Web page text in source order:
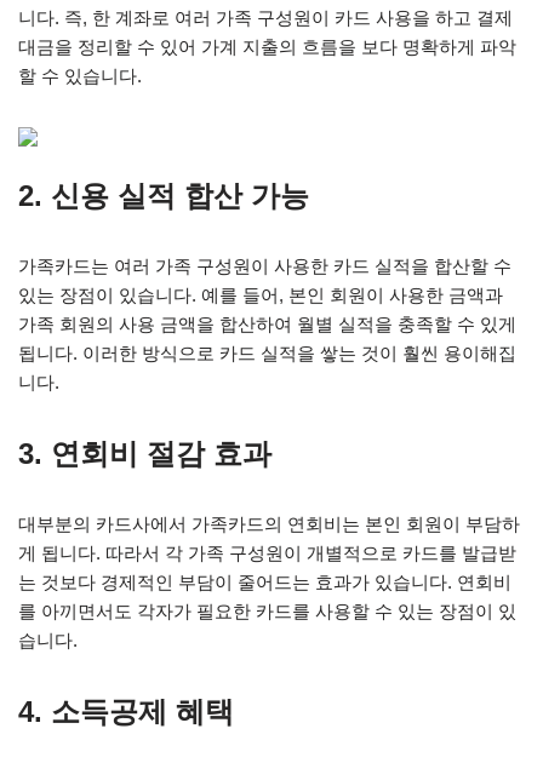
니다. 즉, 한 계좌로 여러 가족 구성원이 카드 사용을 하고 결제
대금을 정리할 수 있어 가계 지출의 흐름을 보다 명확하게 파악
할 수 있습니다.
2. 신용 실적 합산 가능
가족카드는 여러 가족 구성원이 사용한 카드 실적을 합산할 수
있는 장점이 있습니다. 예를 들어, 본인 회원이 사용한 금액과
가족 회원의 사용 금액을 합산하여 월별 실적을 충족할 수 있게
됩니다. 이러한 방식으로 카드 실적을 쌓는 것이 훨씬 용이해집
니다.
3. 연회비 절감 효과
대부분의 카드사에서 가족카드의 연회비는 본인 회원이 부담하
게 됩니다. 따라서 각 가족 구성원이 개별적으로 카드를 발급받
는 것보다 경제적인 부담이 줄어드는 효과가 있습니다. 연회비
를 아끼면서도 각자가 필요한 카드를 사용할 수 있는 장점이 있
습니다.
4. 소득공제 혜택